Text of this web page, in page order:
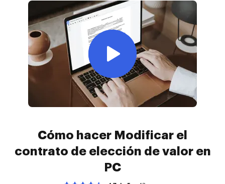
Cómo hacer Modificar el
contrato de elección de valor en
PC